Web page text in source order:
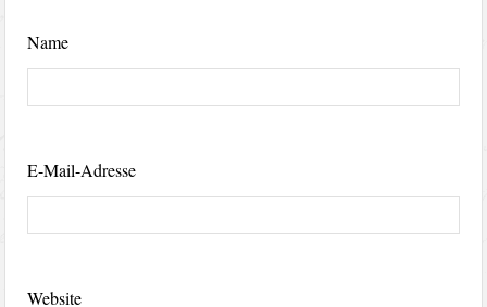
Name
E-Mail-Adresse
Website